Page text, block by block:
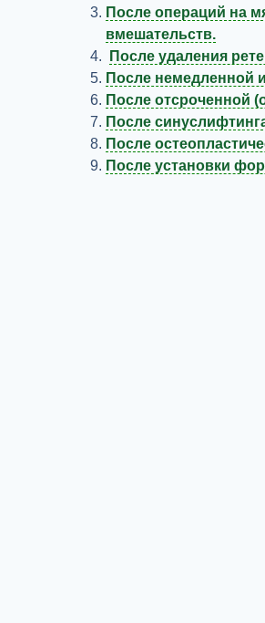
После операций на
вмешательств.
После удаления
После немедленной
После отсроченной
После
После
После установки